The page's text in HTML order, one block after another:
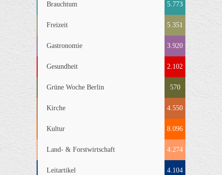
Brauchtum 5.773
Freizeit 5.351
Gastronomie 3.920
Gesundheit 2.102
Grüne Woche Berlin 570
Kirche 4.550
Kultur 8.096
Land- & Forstwirtschaft 4.274
Leitartikel 4.104